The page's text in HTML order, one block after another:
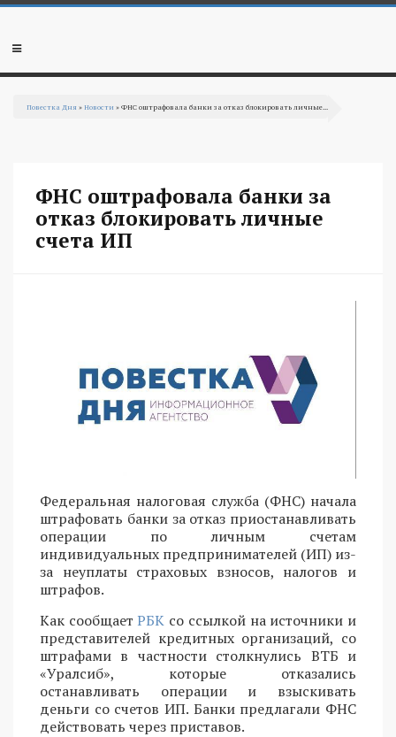
Перейти к основному содержанию
Мобильное
Повестка Дня »Новости » ФНС оштрафовала банки за отказ блокировать личные...
ФНС оштрафовала банки за
отказ блокировать личные
счета ИП
Федеральная налоговая служба (ФНС) начала
штрафовать банки за отказ приостанавливать
операции по личным счетам
индивидуальных предпринимателей (ИП) из-
за неуплаты страховых взносов, налогов и
штрафов.
Как сообщаетРБК со ссылкой на источники и
представителей кредитных организаций, со
штрафами в частности столкнулись ВТБ и
«Уралсиб», которые отказались
останавливать операции и взыскивать
деньги со счетов ИП. Банки предлагали ФНС
действовать через приставов.